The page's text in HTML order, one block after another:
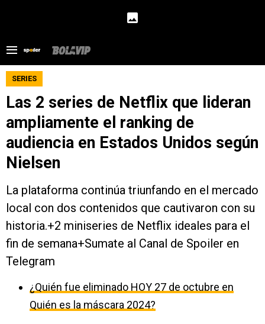
SERIES
Las 2 series de Netflix que lideran
ampliamente el ranking de
audiencia en Estados Unidos según
Nielsen
La plataforma continúa triunfando en el mercado
local con dos contenidos que cautivaron con su
historia.+2 miniseries de Netflix ideales para el
fin de semana+Sumate al Canal de Spoiler en
Telegram
¿Quién fue eliminado HOY 27 de octubre en
Quién es la máscara 2024?